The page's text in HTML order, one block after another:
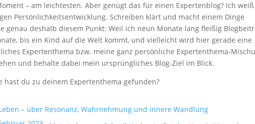
– am leichtesten. Aber genügt das für einen Expertenblog? Ich weiß
Persönlichkeitsentwicklung. Schreiben klärt und macht einem Dinge
genau deshalb diesem Punkt: Weil ich neun Monate lang fleißig
bis ein Kind auf die Welt kommt, und vielleicht wird hier gerade eine
Expertenthema bzw. meine ganz persönliche Expertenthema-
und behalte dabei mein ursprüngliches Blog-Ziel im Blick.
du zu deinem Expertenthema gefunden?
– über Resonanz, Wahrnehmung und innere Wandlung